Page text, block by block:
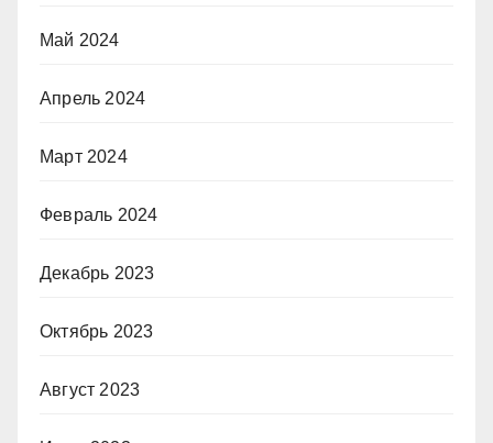
Май 2024
Апрель 2024
Март 2024
Февраль 2024
Декабрь 2023
Октябрь 2023
Август 2023